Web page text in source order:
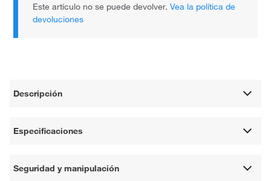
Este artículo no se puede devolver.Vea la política de
devoluciones
Descripción
Especificaciones
Seguridad y manipulación